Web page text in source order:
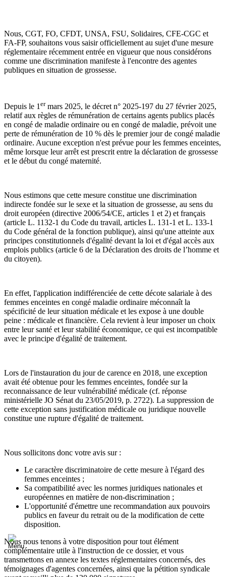
Nous, CGT, FO, CFDT, UNSA, FSU, Solidaires, CFE-CGC et
FA-FP, souhaitons vous saisir officiellement au sujet d'une mesure
réglementaire récemment entrée en vigueur que nous considérons
comme une discrimination manifeste à l'encontre des agentes
publiques en situation de grossesse.
Depuis le 1 ermars 2025, le décret n° 2025-197 du 27 février 2025,
relatif aux règles de rémunération de certains agents publics placés
en congé de maladie ordinaire ou en congé de maladie, prévoit une
perte de rémunération de 10 % dès le premier jour de congé maladie
ordinaire. Aucune exception n'est prévue pour les femmes enceintes,
même lorsque leur arrêt est prescrit entre la déclaration de grossesse
et le début du congé maternité.
Nous estimons que cette mesure constitue une discrimination
indirecte fondée sur le sexe et la situation de grossesse, au sens du
droit européen (directive 2006/54/CE, articles 1 et 2) et français
(article L. 1132-1 du Code du travail, articles L. 131-1 et L. 133-1
du Code général de la fonction publique), ainsi qu'une atteinte aux
principes constitutionnels d'égalité devant la loi et d'égal accès aux
emplois publics (article 6 de la Déclaration des droits de l’homme et
du citoyen).
En effet, l'application indifférenciée de cette décote salariale à des
femmes enceintes en congé maladie ordinaire méconnaît la
spécificité de leur situation médicale et les expose à une double
peine : médicale et financière. Cela revient à leur imposer un choix
entre leur santé et leur stabilité économique, ce qui est incompatible
avec le principe d'égalité de traitement.
Lors de l'instauration du jour de carence en 2018, une exception
avait été obtenue pour les femmes enceintes, fondée sur la
reconnaissance de leur vulnérabilité médicale (cf. réponse
ministérielle JO Sénat du 23/05/2019, p. 2722). La suppression de
cette exception sans justification médicale ou juridique nouvelle
constitue une rupture d'égalité de traitement.
Nous sollicitons donc votre avis sur :
Le caractère discriminatoire de cette mesure à l'égard des
femmes enceintes ;
Sa compatibilité avec les normes juridiques nationales et
européennes en matière de non-discrimination ;
L'opportunité d'émettre une recommandation aux pouvoirs
publics en faveur du retrait ou de la modification de cette
disposition.
Nous nous tenons à votre disposition pour tout élément
complémentaire utile à l'instruction de ce dossier, et vous
transmettons en annexe les textes réglementaires concernés, des
témoignages d'agentes concernées, ainsi que la pétition syndicale